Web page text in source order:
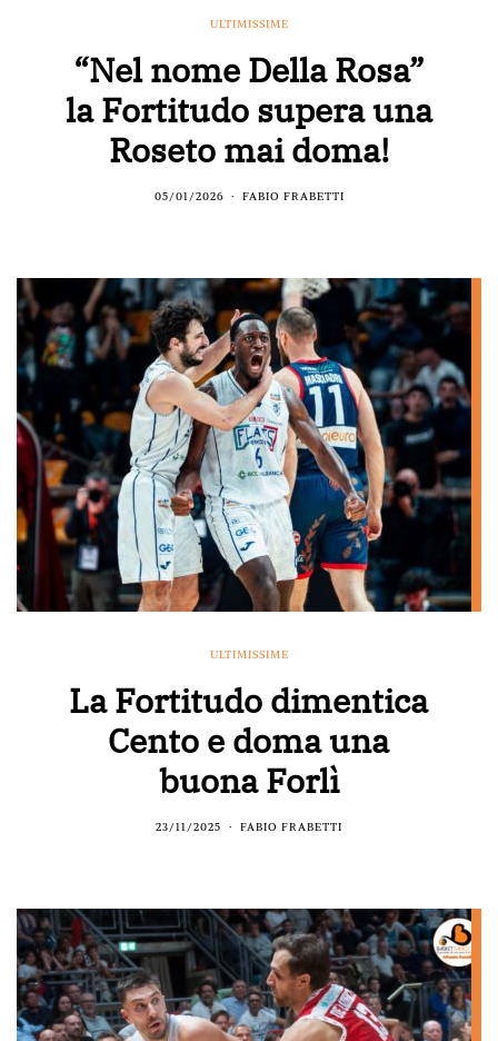
ULTIMISSIME
“Nel nome Della Rosa”
la Fortitudo supera una
Roseto mai doma!
05/01/2026 FABIO FRABETTI
ULTIMISSIME
La Fortitudo dimentica
Cento e doma una
buona Forlì
23/11/2025 FABIO FRABETTI